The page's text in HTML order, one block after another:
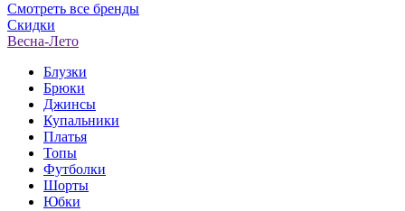
Смотреть все бренды
Скидки
Весна-Лето
Блузки
Брюки
Джинсы
Купальники
Платья
Топы
Футболки
Шорты
Юбки